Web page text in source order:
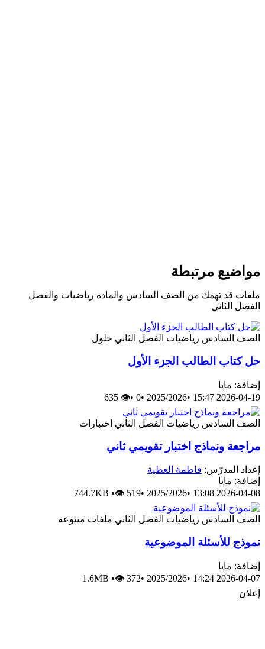
مواضيع مرتبطة
ملفات قد تهمك من الصف السادس والمادة رياضيات والفصل
الفصل الثاني
الصف السادس رياضيات الفصل الثاني حلول
حل كتاب الطالب الجزء الأول
إضافة: مايا
2026-04-19 15:47
•
2025/2026
•
0
•
👁 635
الصف السادس رياضيات الفصل الثاني اختبارات
مراجعة ونماذج اختبار تقويمي ثاني
إعداد المدرّس: فاطمة العطية
إضافة: مايا
2026-04-08 13:08
•
2025/2026
•
744.7KB •👁 519
الصف السادس رياضيات الفصل الثاني ملفات متنوعة
نموذج للأسئلة الموضوعية
إضافة: مايا
2026-04-07 14:24
•
2025/2026
•
1.6MB •👁 372
إعلان